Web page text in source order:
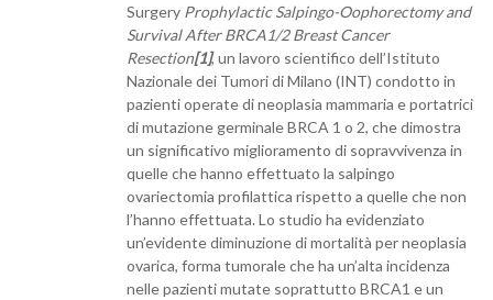
Surgery Prophylactic Salpingo-Oophorectomy and
Survival After BRCA1/2 Breast Cancer
Resection[1], un lavoro scientifico dell’Istituto
Nazionale dei Tumori di Milano (INT) condotto in
pazienti operate di neoplasia mammaria e portatrici
di mutazione germinale BRCA 1 o 2, che dimostra
un significativo miglioramento di sopravvivenza in
quelle che hanno effettuato la salpingo
ovariectomia profilattica rispetto a quelle che non
l’hanno effettuata. Lo studio ha evidenziato
un’evidente diminuzione di mortalità per neoplasia
ovarica, forma tumorale che ha un’alta incidenza
nelle pazienti mutate soprattutto BRCA1 e un